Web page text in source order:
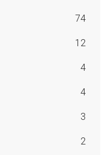
74
12
4
4
3
2